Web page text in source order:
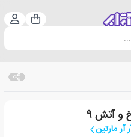
سبد
و آتش 9
آر مارتین